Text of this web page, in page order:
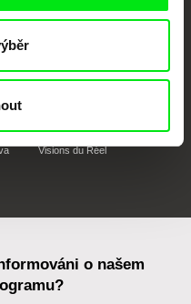
Visions du Réel
o našem